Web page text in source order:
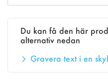
Du kan få den här
alternativ nedan
Gravera text i en